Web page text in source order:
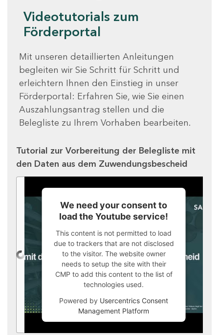
Videotutorials zum
Förderportal
Mit unseren detaillierten Anleitungen
begleiten wir Sie Schritt für Schritt und
erleichtern Ihnen den Einstieg in unser
Förderportal: Erfahren Sie, wie Sie einen
Auszahlungsantrag stellen und die
Belegliste zu Ihrem Vorhaben bearbeiten.
Tutorial zur Vorbereitung der Belegliste mit
den Daten aus dem Zuwendungsbescheid
We need your consent to
load the Youtube service!
This content is not permitted to load
due to trackers that are not disclosed
to the visitor. The website owner
needs to setup the site with their
CMP to add this content to the list of
technologies used.
Powered by Usercentrics Consent
Management Platform